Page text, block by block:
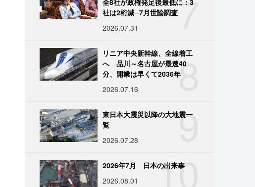
7
社は2桁減─7月世論調査
2026.07.31
8
リニア中央新幹線、全線着工
へ 品川～名古屋が最速40
分、開業は早くて2036年
2026.07.16
9
東日本大震災以降の大地震一
覧
2026.07.28
10
2026年7月 日本の出来事
2026.08.01